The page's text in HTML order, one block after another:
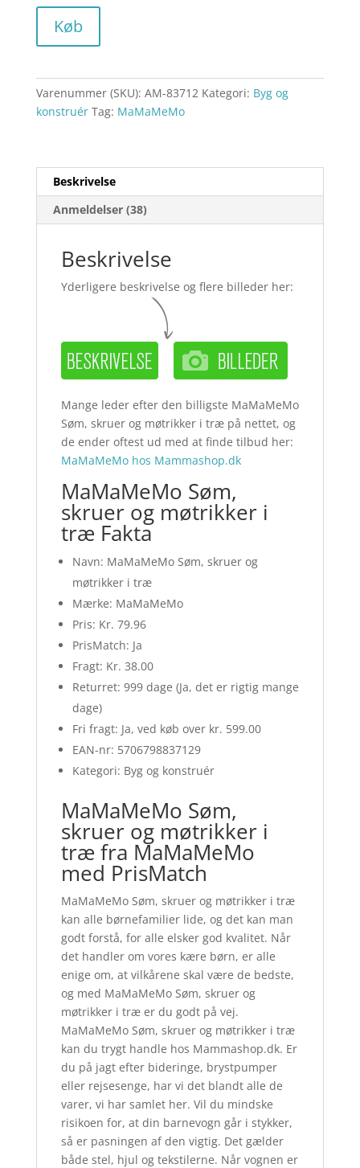
Køb
Varenummer (SKU): AM-83712 Kategori: Byg og
konstruér Tag: MaMaMeMo
Beskrivelse
Anmeldelser (38)
Beskrivelse
Yderligere beskrivelse og flere billeder her:
Mange leder efter den billigste MaMaMeMo
Søm, skruer og møtrikker i træ på nettet, og
de ender oftest ud med at finde tilbud her:
MaMaMeMo hos Mammashop.dk
MaMaMeMo Søm,
skruer og møtrikker i
træ Fakta
Navn: MaMaMeMo Søm, skruer og
møtrikker i træ
Mærke: MaMaMeMo
Pris: Kr. 79.96
PrisMatch: Ja
Fragt: Kr. 38.00
Returret: 999 dage (Ja, det er rigtig mange
dage)
Fri fragt: Ja, ved køb over kr. 599.00
EAN-nr: 5706798837129
Kategori: Byg og konstruér
MaMaMeMo Søm,
skruer og møtrikker i
træ fra MaMaMeMo
med PrisMatch
MaMaMeMo Søm, skruer og møtrikker i træ
kan alle børnefamilier lide, og det kan man
godt forstå, for alle elsker god kvalitet. Når
det handler om vores kære børn, er alle
enige om, at vilkårene skal være de bedste,
og med MaMaMeMo Søm, skruer og
møtrikker i træ er du godt på vej.
MaMaMeMo Søm, skruer og møtrikker i træ
kan du trygt handle hos Mammashop.dk. Er
du på jagt efter bideringe, brystpumper
eller rejsesenge, har vi det blandt alle de
varer, vi har samlet her. Vil du mindske
risikoen for, at din barnevogn går i stykker,
så er pasningen af den vigtig. Det gælder
både stel, hjul og tekstilerne. Når vognen er